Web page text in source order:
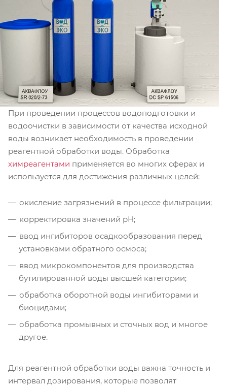
При проведении процессов водоподготовки и
водоочистки в зависимости от качества исходной
воды возникает необходимость в проведении
реагентной обработки воды. Обработка
химреагентами применяется во многих сферах и
используется для достижения различных целей:
окисление загрязнений в процессе фильтрации;
корректировка значений рН;
ввод ингибиторов осадкообразования перед
установками обратного осмоса;
ввод микрокомпонентов для производства
бутилированной воды высшей категории;
обработка оборотной воды ингибиторами и
биоцидами;
обработка промывных и сточных вод и многое
другое.
Для реагентной обработки воды важна точность и
интервал дозирования, которые позволят